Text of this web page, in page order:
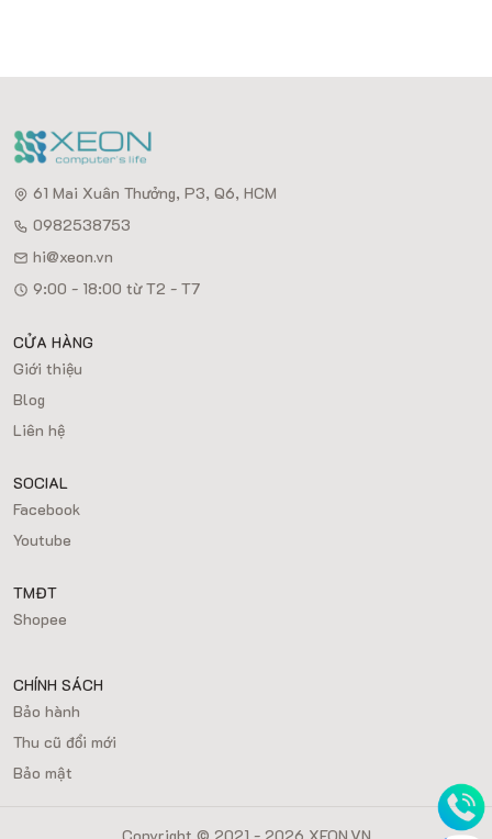
61 Mai Xuân Thưởng, P3, Q6, HCM
0982538753
hi@xeon.vn
9:00 - 18:00 từ T2 - T7
CỬA HÀNG
Giới thiệu
Blog
Liên hệ
SOCIAL
Facebook
Youtube
TMĐT
Shopee
CHÍNH SÁCH
Bảo hành
Thu cũ đổi mới
Bảo mật
Copyright © 2021 - 2026 XEON.VN